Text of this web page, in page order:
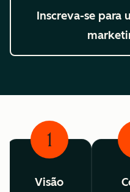
Inscreva-se para
1
Visão